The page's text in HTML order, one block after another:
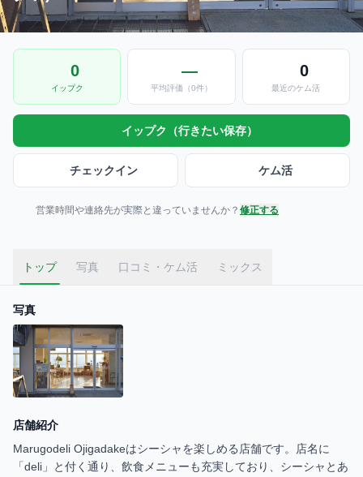
0
イップク
—
平均評価（0件）
0
最近のケム活
イップク（行きたい保存）
チェックイン ケム活
営業時間や連絡先が実際と違っていませんか？ 修正する
トップ 写真 口コミ・ケム活 ミックス
写真
店舗紹介
Marugodeli Ojigadakeはシーシャを楽しめる店舗です。店名に
「deli」と付く通り、飲食メニューも充実しており、シーシャとあ